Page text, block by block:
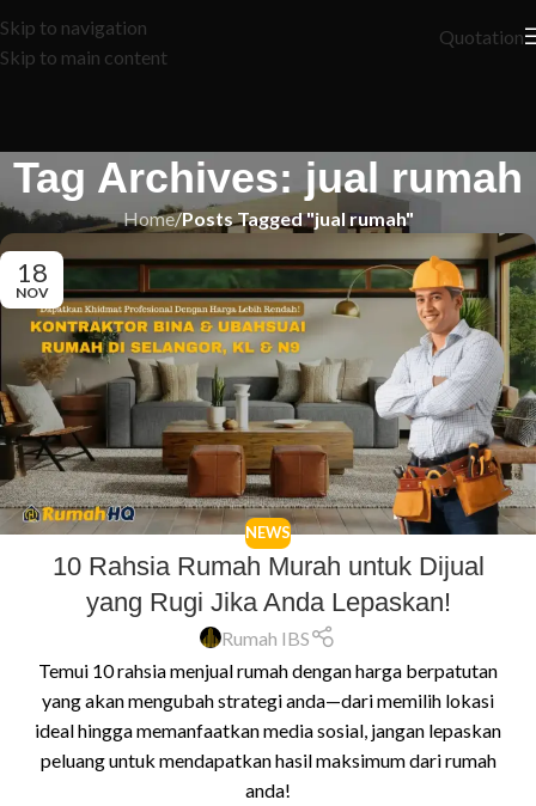
Skip to navigation
Skip to main content
Quotation
Tag Archives: jual rumah
Home/Posts Tagged "jual rumah"
18
NOV
NEWS
10 Rahsia Rumah Murah untuk Dijual
yang Rugi Jika Anda Lepaskan!
Rumah IBS
Temui 10 rahsia menjual rumah dengan harga berpatutan
yang akan mengubah strategi anda—dari memilih lokasi
ideal hingga memanfaatkan media sosial, jangan lepaskan
peluang untuk mendapatkan hasil maksimum dari rumah
anda!